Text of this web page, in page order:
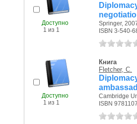
Доступно
1 из 1
Springer,
ISBN 3-540-
Доступно
1 из 1
Книга
Fletcher, C.
Cambridge
ISBN